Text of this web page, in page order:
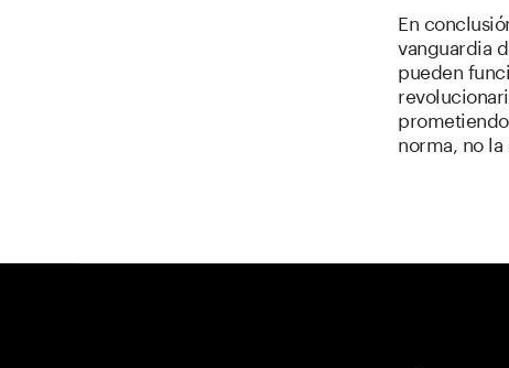
En
vanguardia
pueden
norma, no